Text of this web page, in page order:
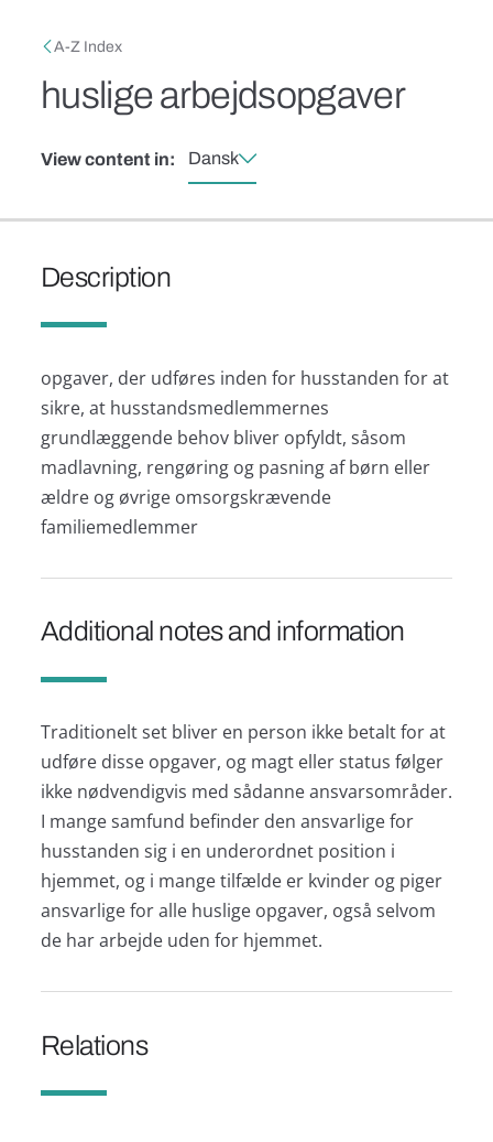
Breadcrumb
A-Z Index
huslige arbejdsopgaver
View content in: Dansk
Description
opgaver, der udføres inden for husstanden for at
sikre, at husstandsmedlemmernes
grundlæggende behov bliver opfyldt, såsom
madlavning, rengøring og pasning af børn eller
ældre og øvrige omsorgskrævende
familiemedlemmer
Additional notes and information
Traditionelt set bliver en person ikke betalt for at
udføre disse opgaver, og magt eller status følger
ikke nødvendigvis med sådanne ansvarsområder.
I mange samfund befinder den ansvarlige for
husstanden sig i en underordnet position i
hjemmet, og i mange tilfælde er kvinder og piger
ansvarlige for alle huslige opgaver, også selvom
de har arbejde uden for hjemmet.
Relations